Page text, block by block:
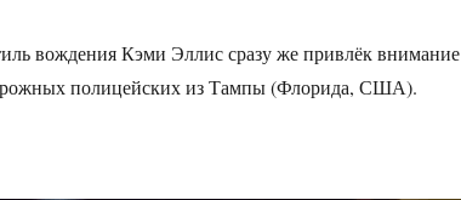
вождения Кэми Эллис сразу же привлёк внимание
полицейских из Тампы (Флорида, США).